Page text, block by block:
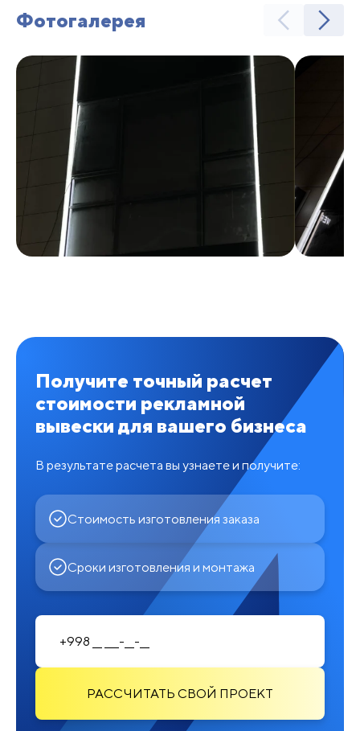
Фотогалерея
Получите точный расчет
стоимости рекламной
вывески для вашего бизнеса
В результате расчета вы узнаете и получите:
Стоимость изготовления заказа
Сроки изготовления и монтажа
РАССЧИТАТЬ СВОЙ ПРОЕКТ